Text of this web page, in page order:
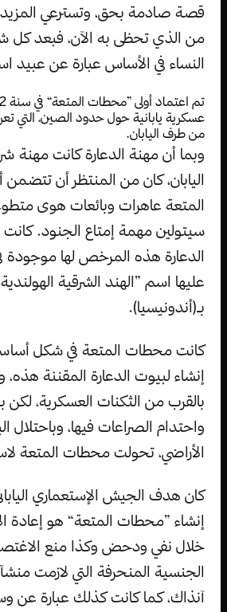
قصة صادمة بحق، وتسترعي المزيد
من الذي تحظى به الآن، فبعد كل
النساء في الأساس عبارة عن عبيد
عسكرية يابانية حول حدود الصين، التي
من طرف اليابان.
وبما أن مهنة الدعارة كانت مهنة
اليابان، كان من المنتظر أن
المتعة عاهرات وبائعات هوى
سيتولين مهمة إمتاع الجنود.
الدعارة هذه المرخص لها موجودة
عليها اسم ”الهند الشرقية
بـ(أندونيسيا).
كانت محطات المتعة في شكل
إنشاء لبيوت الدعارة المقننة هذه،
بالقرب من الثكنات العسكرية، لكن
واحتدام الصراعات فيها، وباحتلال
الأراضي، تحولت محطات المتعة
كان هدف الجيش الإستعماري
إنشاء ”محطات المتعة“ هو إعادة
خلال نفي ودحض وكذا منع
الجنسية المنحرفة التي لازمت
آنذاك، كما كانت كذلك عبارة عن